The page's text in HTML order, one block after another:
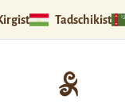
Tadschikistan